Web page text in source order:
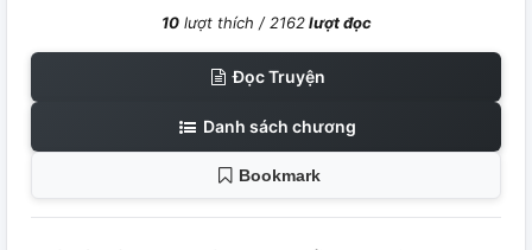
10lượt thích /2162lượt đọc
Đọc Truyện
Danh sách chương
Bookmark